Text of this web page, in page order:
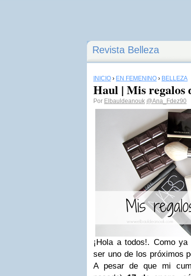
Revista Belleza
INICIO › EN FEMENINO › BELLEZA
Haul | Mis regalos
Por Elbauldeanouk @Ana_Fdez90
¡Hola a todos!. Como
ser uno de los próximos
A pesar de que mi